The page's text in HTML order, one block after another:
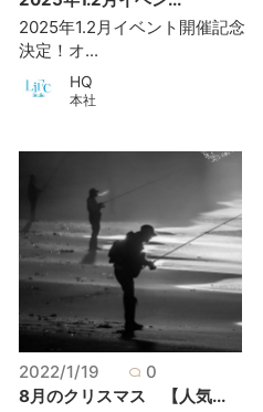
2025年1.2月イベント開催記念
決定！オ...
HQ
本社
2022/1/19
0
8月のクリスマス 【人気...